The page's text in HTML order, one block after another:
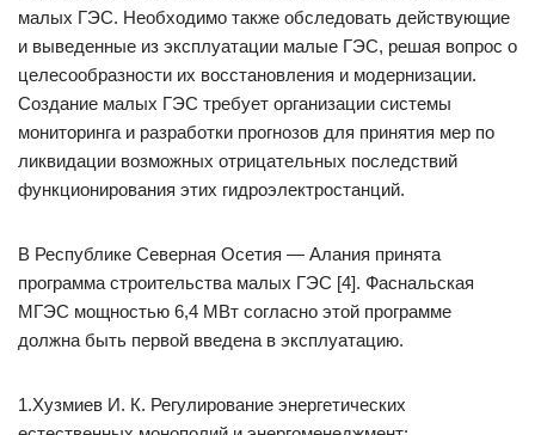
малых ГЭС. Необходимо также обследовать действующие
и выведенные из эксплуатации малые ГЭС, решая вопрос о
целесообразности их восстановления и модернизации.
Создание малых ГЭС требует организации системы
мониторинга и разработки прогнозов для принятия мер по
ликвидации возможных отрицательных последствий
функционирования этих гидроэлектростанций.
В Республике Северная Осетия — Алания принята
программа строительства малых ГЭС [4]. Фаснальская
МГЭС мощностью 6,4 МВт согласно этой программе
должна быть первой введена в эксплуатацию.
1.Хузмиев И. К. Регулирование энергетических